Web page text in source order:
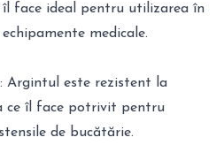
îl face ideal pentru utilizarea în
medicale.
Argintul este rezistent la
ce îl face potrivit pentru
de bucătărie.